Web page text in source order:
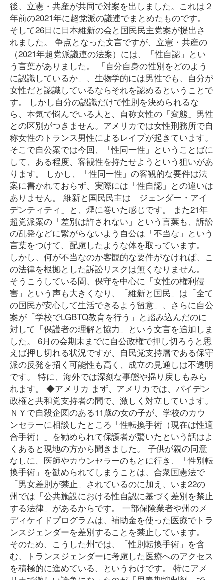
後、立憲・共産が共同で対案を出しました。これは２
年前の2021年に超党派の議連でまとめたものです。
そして26日に日本維新の会と国民民主党案が提出さ
れました。 争点となった文言ですが、立憲・共産の
（2021年超党派議連の法案）には、「性自認」とい
う言葉がありました。 「自分自身の性別をどのよう
に認識しているか」、生物学的には男性でも、自分が
女性だと認識しているならそれを認めるということで
す。 しかし自分の認識だけで性別を決められるな
ら、本気で悩んでいる人と、自称女性の「変態」男性
との区別がつきません。アメリカでは女性刑務所で自
称女性のトランス男性によるレイプが起きています。
そこで自公案では今回、「性同一性」ということばに
して、ある程度、客観性を持たせようという狙いがあ
ります。 しかし、「性同一性」の客観的な要件は法
案に書かれておらず、実際には「性自認」との違いは
ありません。 維新と国民民主は「ジェンダー・アイ
デンティティ」と、煙に巻いた感じです。 また21年
超党派案の「差別は許されない」という言葉も、訴訟
の乱発などに繋がらないよう自公は「不当な」という
言葉をつけて、配慮したような体を取っています。
しかし、何が不当なのか客観的な要件がなければ、こ
の法律を根拠とした訴訟リスクは無くなりません。
そうこうしている間、保守を中心に「女性の権利侵
害」という声も大きくなり、「維新と国民」は「全て
の国民が安心して生活できるよう留意」、さらに自公
案が「学校でLGBTQ教育を行う」と踏み込んだのに
対して「保護者の理解と協力」という文言を追加しま
した。 6月の会期末までに自公政権で押し切ろうと思
えば押し切れる状況ですが、自民党支持層である保守
派の反発を招く可能性も高く、成立の見通しは不透明
です。 特に、海外では深刻な事態や揺り戻しもみら
れます。 ◆アメリカ まず、アメリカでは、バイデン
政権と共和党支持者の間で、激しく対立しています。
ＮＹで自殺企図のある11歳の女の子が、学校のカウ
ンセラーに相談したところ「性転換手術（現在は性適
合手術）」を勧められて保護者が驚いたという話はよ
くあると現地の方から聞きました。 子供が親の同意
なしに、医師やカウンセラーのもとに行き、「性別転
換手術」を勧められてしまうことは、合衆国憲法で
「男女差別が禁止」されているのに加え、いま22の
州では「公共施設における性自認に基づく差別を禁止
する法律」があるからです。 一部保険業者や州のメ
ディケイドプログラムは、補助金を使った医療でトラ
ンスジェンダーを差別することを禁止しています。
そのため、こうした州では、「性別転換手術」を含
む、トランスジェンダーに考慮した医療へのアクセス
を積極的に進めている、というわけです。 特にアメ